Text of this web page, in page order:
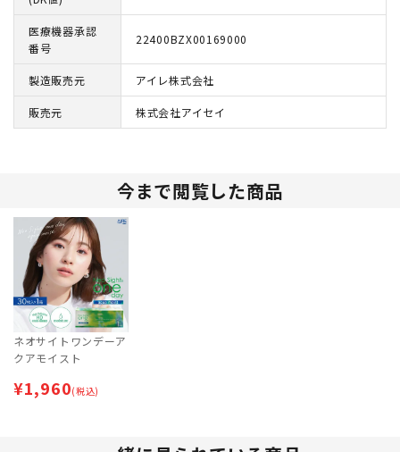
医療機器承認
番号
22400BZX00169000
製造販売元 アイレ株式会社
販売元 株式会社アイセイ
今まで閲覧した商品
ネオサイトワンデーア
クアモイスト
¥1,960(税込)